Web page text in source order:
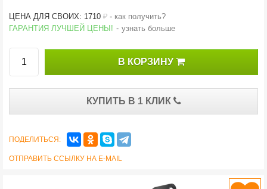
ЦЕНА ДЛЯ СВОИХ: 1710 й - как получить?
ГАРАНТИЯ ЛУЧШЕЙ ЦЕНЫ! - узнать больше
В КОРЗИНУ
КУПИТЬ В 1 КЛИК
ПОДЕЛИТЬСЯ:
ОТПРАВИТЬ ССЫЛКУ НА E-MAIL